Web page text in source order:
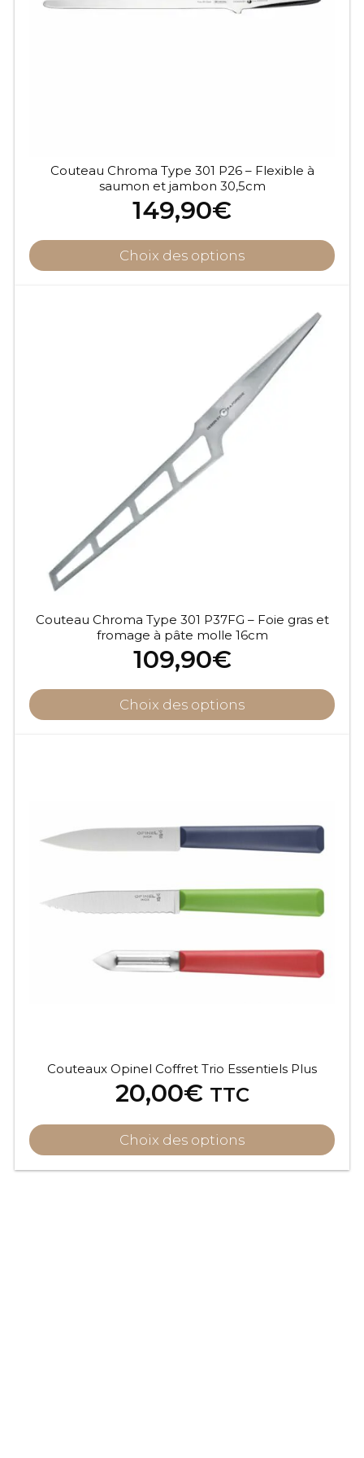
Couteau Chroma Type 301 P26 – Flexible à
saumon et jambon 30,5cm
149,90€
Choix des options
Couteau Chroma Type 301 P37FG – Foie gras et
fromage à pâte molle 16cm
109,90€
Choix des options
Couteaux Opinel Coffret Trio Essentiels Plus
20,00€ TTC
Choix des options